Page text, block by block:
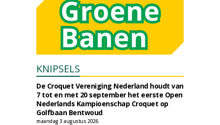
KNIPSELS
De Croquet Vereniging Nederland houdt van
7 tot en met 20 september het eerste Open
Nederlands Kampioenschap Croquet op
Golfbaan Bentwoud
maandag 3 augustus 2026